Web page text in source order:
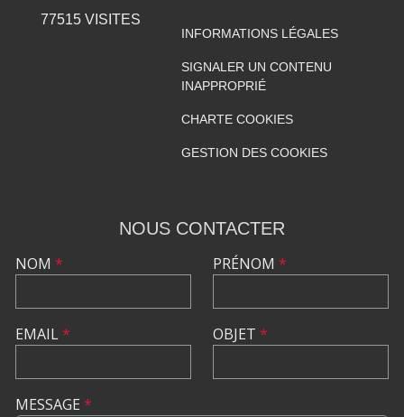
77515VISITES
INFORMATIONS LÉGALES
SIGNALER UN CONTENU
INAPPROPRIÉ
CHARTE COOKIES
GESTION DES COOKIES
NOUS CONTACTER
NOM *
EMAIL*
PRÉNOM *
OBJET *
MESSAGE *